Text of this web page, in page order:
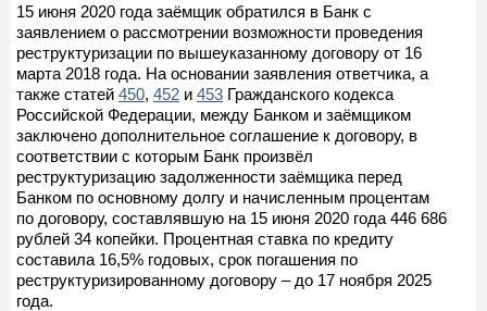
15 июня 2020 года заёмщик обратился в Банк с
заявлением о рассмотрении возможности проведения
реструктуризации по вышеуказанному договору от 16
марта 2018 года. На основании заявления ответчика, а
также статей 450, 452 и 453 Гражданского кодекса
Российской Федерации, между Банком и заёмщиком
заключено дополнительное соглашение к договору, в
соответствии с которым Банк произвёл
реструктуризацию задолженности заёмщика перед
Банком по основному долгу и начисленным процентам
по договору, составлявшую на 15 июня 2020 года 446 686
рублей 34 копейки. Процентная ставка по кредиту
составила 16,5% годовых, срок погашения по
реструктуризированному договору – до 17 ноября 2025
года.